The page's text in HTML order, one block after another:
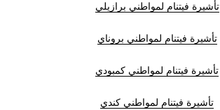
تأشيرة فيتنام لمواطني برازيلي
تأشيرة فيتنام لمواطني بروناي
تأشيرة فيتنام لمواطني كمبودي
تأشيرة فيتنام لمواطني كندي